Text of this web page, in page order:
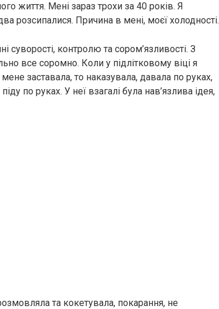
життя. Мені зараз трохи за 40 років. Я
розсипалися. Причина в мені, моєї холодності.
контролю та сором’язливості. З
все соромно. Коли у підлітковому віці я
заставала, то наказувала, давала по руках,
по руках. У неї взагалі була нав’язлива ідея,
та кокетувала, покарання, не